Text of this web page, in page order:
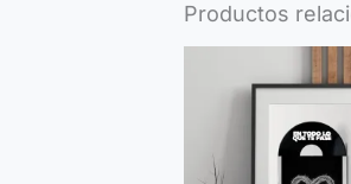
Productos